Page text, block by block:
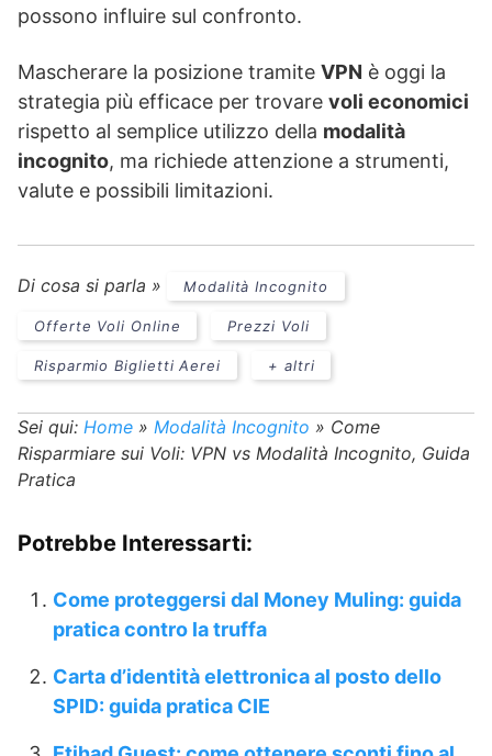
possono influire sul confronto.
Mascherare la posizione tramite VPN è oggi la
strategia più efficace per trovare voli economici
rispetto al semplice utilizzo della modalità
incognito, ma richiede attenzione a strumenti,
valute e possibili limitazioni.
Di cosa si parla » Modalità Incognito
Offerte Voli Online Prezzi Voli
Risparmio Biglietti Aerei + altri
Sei qui: Home » Modalità Incognito » Come
Risparmiare sui Voli: VPN vs Modalità Incognito, Guida
Pratica
Potrebbe Interessarti:
Come proteggersi dal Money Muling: guida
pratica contro la truffa
Carta d’identità elettronica al posto dello
SPID: guida pratica CIE